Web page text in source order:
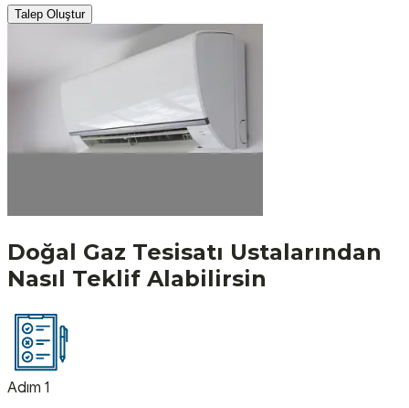
Talep Oluştur
Doğal Gaz Tesisatı Ustalarından
Nasıl Teklif Alabilirsin
Adım 1